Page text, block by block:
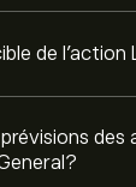
de l'action
des